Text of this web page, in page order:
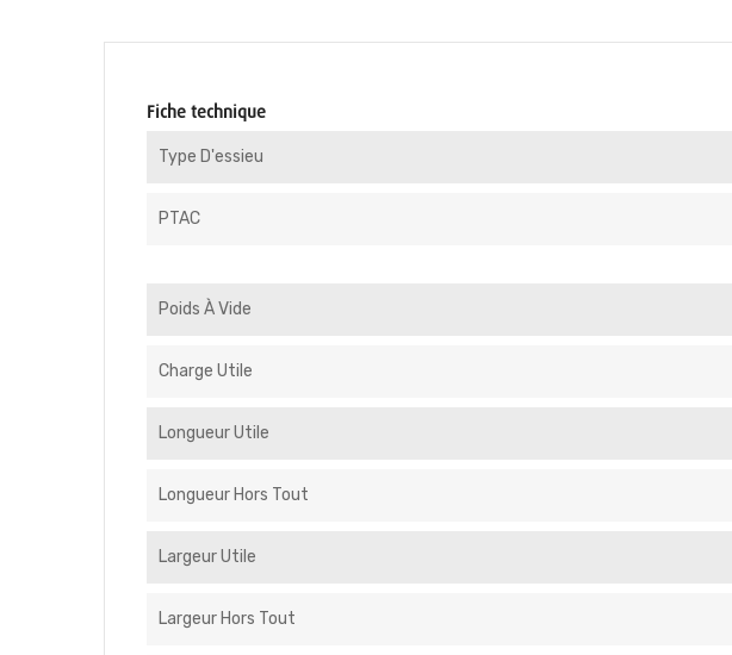
Fiche technique
Type D'essieu
PTAC
Poids À Vide
Charge Utile
Longueur Utile
Longueur Hors Tout
Largeur Utile
Largeur Hors Tout